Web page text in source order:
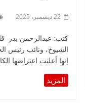
22 ديسمبر، 2025
كتب: عبدالرحمن بدر
الشيوخ، ونائب رئيس
إنها أعلنت اعتراضها